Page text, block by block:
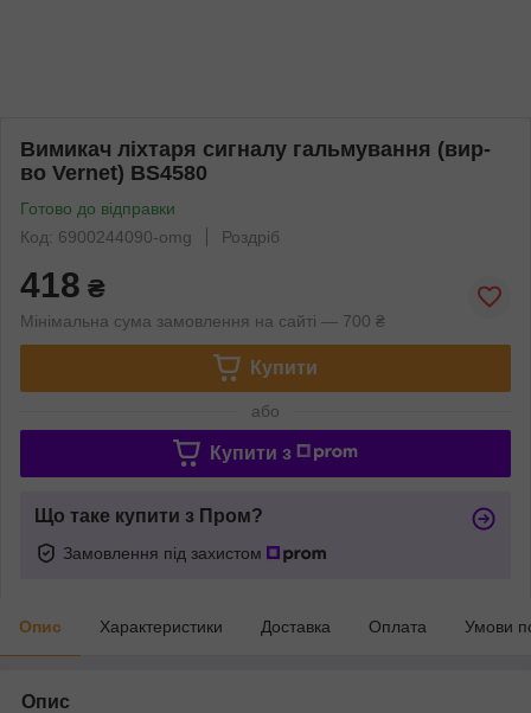
Вимикач ліхтаря сигналу гальмування (вир-
во Vernet) BS4580
Готово до відправки
Код: 6900244090-omg
Роздріб
418 ₴
Мінімальна сума замовлення на сайті — 700 ₴
Купити
або
Купити з
Що таке купити з Пром?
Замовлення під захистом
Опис Характеристики Доставка Оплата Умови
Опис